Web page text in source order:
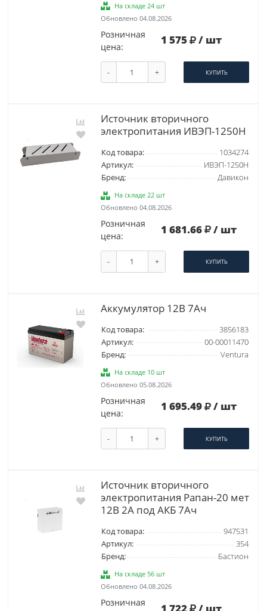
На складе 24 шт
Обновлено 04.08.2026
Розничная
цена:
1 575 / шт
- + КУПИТЬ
Источник вторичного
электропитания ИВЭП-1250H
Код товара:
1034274
Артикул:
ИВЭП-1250H
Бренд:
Давикон
На складе 22 шт
Обновлено 04.08.2026
Розничная
цена:
1 681.66 / шт
- + КУПИТЬ
Аккумулятор 12В 7Ач
Код товара:
3856183
Артикул:
00-00011470
Бренд:
Ventura
На складе 10 шт
Обновлено 05.08.2026
Розничная
цена:
1 695.49 / шт
- + КУПИТЬ
Источник вторичного
электропитания Рапан-20 мет
12В 2А под АКБ 7Ач
Код товара:
947531
Артикул:
354
Бренд:
Бастион
На складе 56 шт
Обновлено 04.08.2026
Розничная
1 722 / шт